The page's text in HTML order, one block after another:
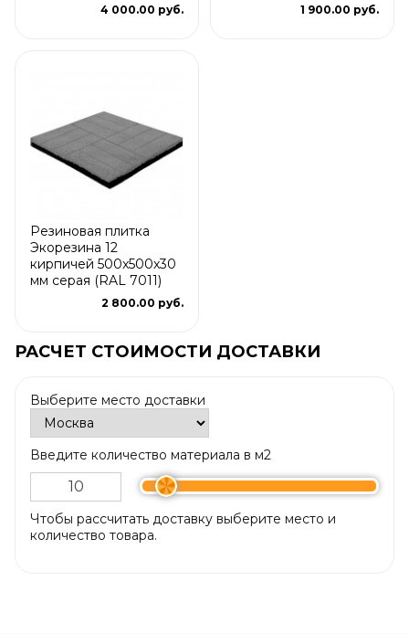
4 000.00 руб. 1 900.00 руб.
Резиновая плитка
Экорезина 12
кирпичей 500x500x30
мм серая (RAL 7011)
2 800.00 руб.
РАСЧЕТ СТОИМОСТИ ДОСТАВКИ
Выберите место доставки
Введите количество материала в м2
Чтобы рассчитать доставку выберите место и
количество товара.